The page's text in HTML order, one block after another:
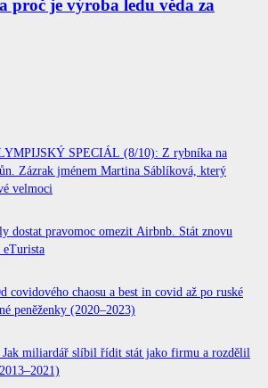
proč je výroba ledu věda za
SPECIÁL (8/10): Z rybníka na
Zázrak jménem Martina Sáblíková, který
velmoci
dostat pravomoc omezit Airbnb. Stát znovu
eTurista
covidového chaosu a best in covid až po ruské
peněženky (2020–2023)
Jak miliardář slíbil řídit stát jako firmu a rozdělil